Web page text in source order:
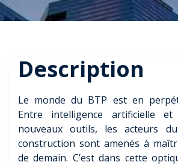
Description
Le monde du BTP est en
Entre intelligence artificielle et
nouveaux outils, les acteurs
construction sont amenés à
de demain. C’est dans cette